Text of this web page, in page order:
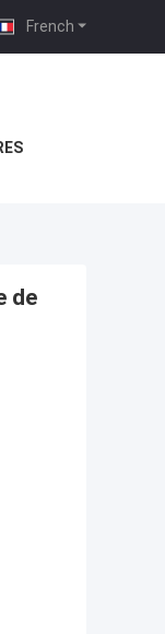
French
de